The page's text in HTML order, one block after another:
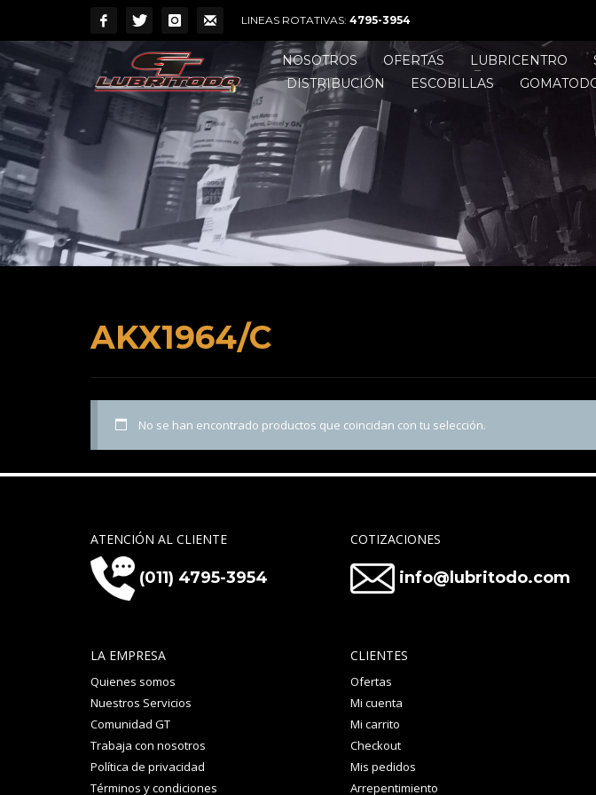
LINEAS ROTATIVAS: 4795-3954
NOSOTROS OFERTAS LUBRICENTRO
DISTRIBUCIÓN
ESCOBILLAS
AKX1964/C
No se han encontrado productos que coincidan con tu selección.
ATENCIÓN AL CLIENTE
(011) 4795-3954
COTIZACIONES
info@lubritodo.com
LA EMPRESA
Quienes somos
Nuestros Servicios
Comunidad GT
Trabaja con nosotros
Política de privacidad
Términos y condiciones
CLIENTES
Ofertas
Mi cuenta
Mi carrito
Checkout
Mis pedidos
Arrepentimiento